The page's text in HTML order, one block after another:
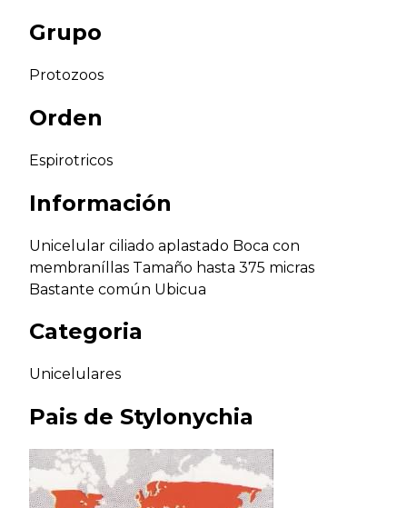
Grupo
Protozoos
Orden
Espirotricos
Información
Unicelular ciliado aplastado Boca con
membraníllas Tamaño hasta 375 micras
Bastante común Ubicua
Categoria
Unicelulares
Pais de Stylonychia